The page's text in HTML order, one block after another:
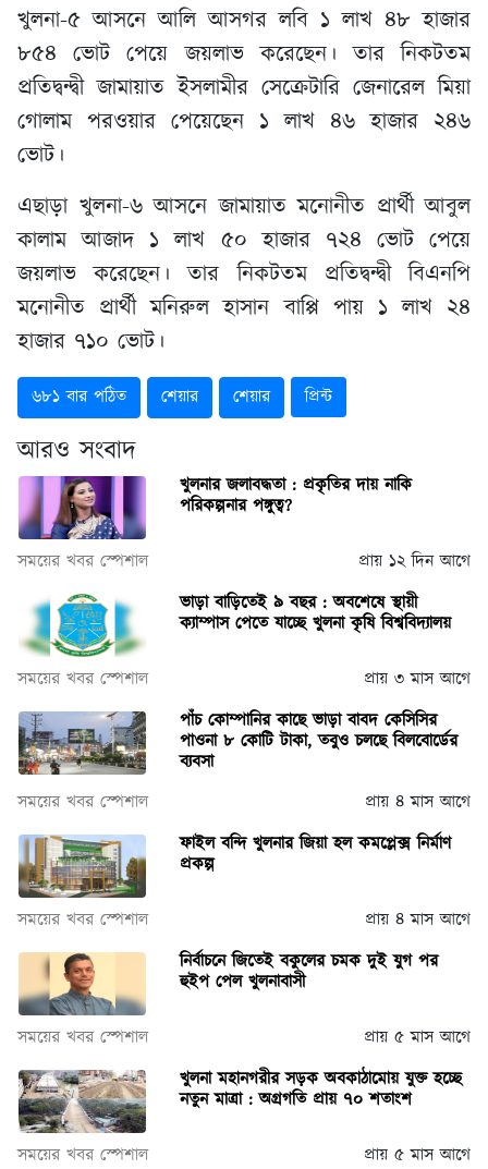
খুলনা-৫ আসনে আলি আসগর লবি ১ লাখ ৪৮ হাজার
৮৫৪ ভোট পেয়ে জয়লাভ করেছেন। তার নিকটতম
প্রতিদ্বন্দ্বী জামায়াত ইসলামীর সেক্রেটারি জেনারেল মিয়া
গোলাম পরওয়ার পেয়েছেন ১ লাখ ৪৬ হাজার ২৪৬
ভোট।
এছাড়া খুলনা-৬ আসনে জামায়াত মনোনীত প্রার্থী আবুল
কালাম আজাদ ১ লাখ ৫০ হাজার ৭২৪ ভোট পেয়ে
জয়লাভ করেছেন। তার নিকটতম প্রতিদ্বন্দ্বী বিএনপি
মনোনীত প্রার্থী মনিরুল হাসান বাপ্পি পায় ১ লাখ ২৪
হাজার ৭১০ ভোট।
৬৮১ বার পঠিত শেয়ার শেয়ার প্রিন্ট
আরও সংবাদ
খুলনার জলাবদ্ধতা : প্রকৃতির দায় নাকি
পরিকল্পনার পঙ্গুত্ব?
সময়ের খবর স্পেশাল
প্রায় ১২ দিন আগে
ভাড়া বাড়িতেই ৯ বছর : অবশেষে স্থায়ী
ক্যাম্পাস পেতে যাচ্ছে খুলনা কৃষি বিশ্ববিদ্যালয়
সময়ের খবর স্পেশাল
প্রায় ৩ মাস আগে
পাঁচ কোম্পানির কাছে ভাড়া বাবদ কেসিসির
পাওনা ৮ কোটি টাকা, তবুও চলছে বিলবোর্ডের
ব্যবসা
সময়ের খবর স্পেশাল
প্রায় ৪ মাস আগে
ফাইল বন্দি খুলনার জিয়া হল কমপ্লেক্স নির্মাণ
প্রকল্প
সময়ের খবর স্পেশাল
প্রায় ৪ মাস আগে
নির্বাচনে জিতেই বকুলের চমক দুই যুগ পর
হুইপ পেল খুলনাবাসী
সময়ের খবর স্পেশাল
প্রায় ৫ মাস আগে
খুলনা মহানগরীর সড়ক অবকাঠামোয় যুক্ত হচ্ছে
নতুন মাত্রা : অগ্রগতি প্রায় ৭০ শতাংশ
সময়ের খবর স্পেশাল
প্রায় ৫ মাস আগে